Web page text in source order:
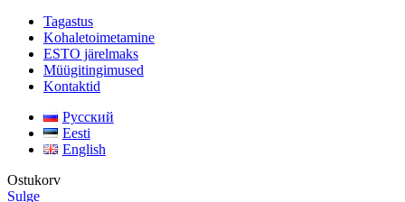
Tagastus
Kohaletoimetamine
ESTO järelmaks
Müügitingimused
Kontaktid
Русский
Eesti
English
Ostukorv
Sulge